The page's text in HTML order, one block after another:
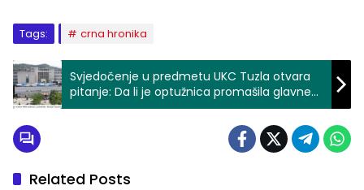
Tags: crna hronika
Svjedočenje u predmetu UKC Tuzla otvara
pitanje: Da li je optužnica promašila glavne
odgovorne?
Related Posts